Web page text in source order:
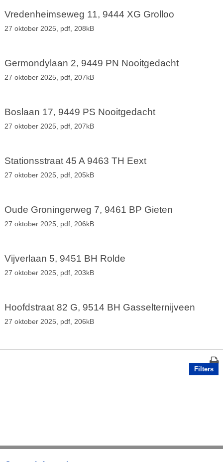
Vredenheimseweg 11, 9444 XG Grolloo
27 oktober 2025, pdf, 208kB
Germondylaan 2, 9449 PN Nooitgedacht
27 oktober 2025, pdf, 207kB
Boslaan 17, 9449 PS Nooitgedacht
27 oktober 2025, pdf, 207kB
Stationsstraat 45 A 9463 TH Eext
27 oktober 2025, pdf, 205kB
Oude Groningerweg 7, 9461 BP Gieten
27 oktober 2025, pdf, 206kB
Vijverlaan 5, 9451 BH Rolde
27 oktober 2025, pdf, 203kB
Hoofdstraat 82 G, 9514 BH Gasselternijveen
27 oktober 2025, pdf, 206kB
Filters